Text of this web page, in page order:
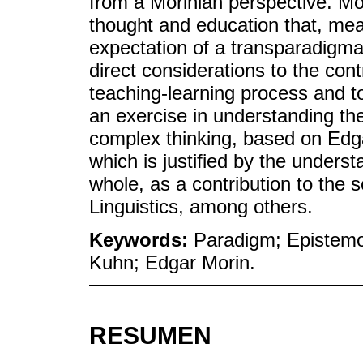
thought and education that,
expectation of a
direct considerations to the
teaching-learning process and
an exercise in understanding
complex thinking, based on
which is justified by the
whole, as a contribution to the
Linguistics, among others.
Keywords: Paradigm;
Kuhn; Edgar Morin.
RESUMEN